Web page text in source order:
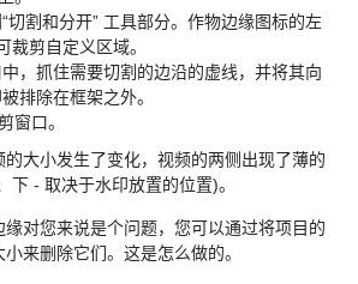
切割和分开” 工具部分。作物边缘图标的左
裁剪自定义区域。
，抓住需要切割的边沿的虚线，并将其向
排除在框架之外。
窗口。
大小发生了变化，视频的两侧出现了薄的
下 - 取决于水印放置的位置)。
缘对您来说是个问题，您可以通过将项目的
来删除它们。这是怎么做的。